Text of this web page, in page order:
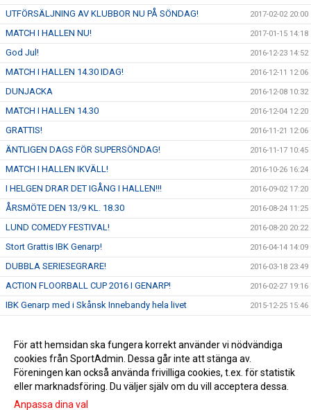
UTFÖRSÄLJNING AV KLUBBOR NU PÅ SÖNDAG! 2017-02-02 20:00
MATCH I HALLEN NU! 2017-01-15 14:18
God Jul! 2016-12-23 14:52
MATCH I HALLEN 14.30 IDAG! 2016-12-11 12:06
DUNJACKA 2016-12-08 10:32
MATCH I HALLEN 14.30 2016-12-04 12:20
GRATTIS! 2016-11-21 12:06
ÄNTLIGEN DAGS FÖR SUPERSÖNDAG! 2016-11-17 10:45
MATCH I HALLEN IKVÄLL! 2016-10-26 16:24
I HELGEN DRAR DET IGÅNG I HALLEN!!! 2016-09-02 17:20
ÅRSMÖTE DEN 13/9 KL. 18.30 2016-08-24 11:25
LUND COMEDY FESTIVAL! 2016-08-20 20:22
Stort Grattis IBK Genarp! 2016-04-14 14:09
DUBBLA SERIESEGRARE! 2016-03-18 23:49
ACTION FLOORBALL CUP 2016 I GENARP! 2016-02-27 19:16
IBK Genarp med i Skånsk Innebandy hela livet 2015-12-25 15:46
Kiosknytt! 2015-11-28 12:49
Vinst i Simrishamn! 2015-10-15 16:00
För att hemsidan ska fungera korrekt använder vi nödvändiga
cookies från SportAdmin. Dessa går inte att stänga av.
Föreningen kan också använda frivilliga cookies, t.ex. för statistik
eller marknadsföring. Du väljer själv om du vill acceptera dessa.
Anpassa dina val